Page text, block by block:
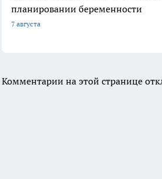
планировании беременности
7 августа
Комментарии на этой странице